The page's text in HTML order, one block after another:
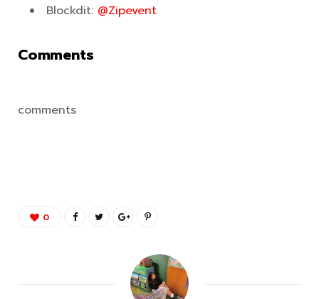
Blockdit: @Zipevent
Comments
comments
0